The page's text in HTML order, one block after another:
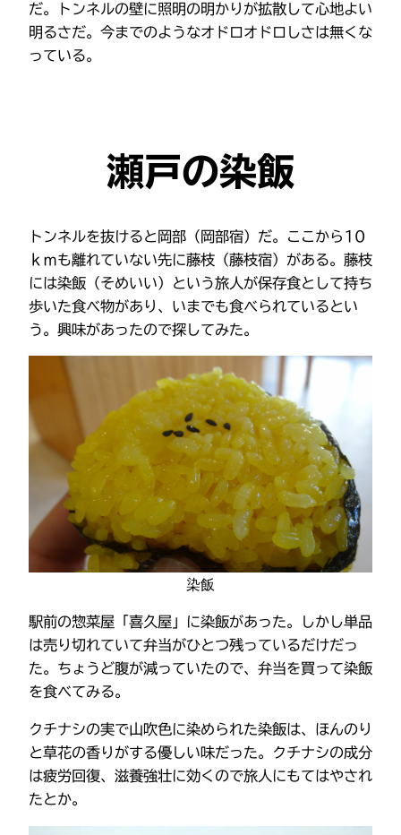
だ。トンネルの壁に照明の明かりが拡散して心地よい
明るさだ。今までのようなオドロオドロしさは無くな
っている。
瀬戸の染飯
トンネルを抜けると岡部（岡部宿）だ。ここから10
ｋｍも離れていない先に藤枝（藤枝宿）がある。藤枝
には染飯（そめいい）という旅人が保存食として持ち
歩いた食べ物があり、いまでも食べられているとい
う。興味があったので探してみた。
染飯
駅前の惣菜屋「喜久屋」に染飯があった。しかし単品
は売り切れていて弁当がひとつ残っているだけだっ
た。ちょうど腹が減っていたので、弁当を買って染飯
を食べてみる。
クチナシの実で山吹色に染められた染飯は、ほんのり
と草花の香りがする優しい味だった。クチナシの成分
は疲労回復、滋養強壮に効くので旅人にもてはやされ
たとか。